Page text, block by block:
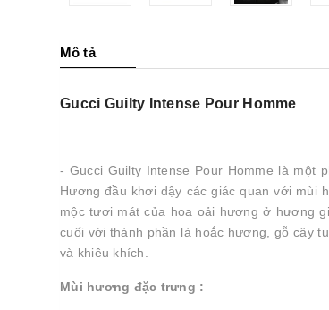
Mô tả
Gucci Guilty Intense Pour Homme
- Gucci Guilty Intense Pour Homme là một
Hương đầu khơi dậy các giác quan với mùi
mộc tươi mát của hoa oải hương ở hương
cuối với thành phần là hoắc hương, gỗ cây
và khiêu khích.
Mùi hương đặc trưng :